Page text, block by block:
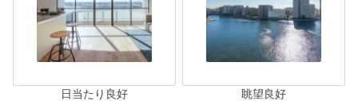
日当たり良好 眺望良好